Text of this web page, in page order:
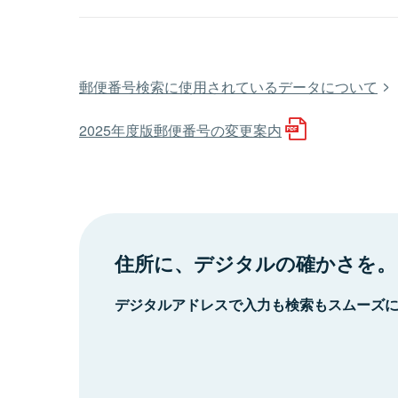
郵便番号検索に使用されているデータについて
2025年度版郵便番号の変更案内
住所に、デジタルの確かさを。
デジタルアドレスで入力も検索もスムーズ